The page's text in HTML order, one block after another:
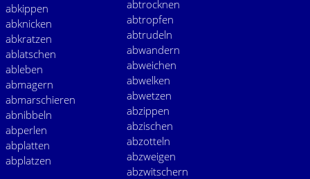
abkippen
abknicken
abkratzen
ablatschen
ableben
abmagern
abmarschieren
abnibbeln
abperlen
abplatten
abplatzen
abtrocknen
abtropfen
abtrudeln
abwandern
abweichen
abwelken
abwetzen
abzippen
abzischen
abzotteln
abzweigen
abzwitschern